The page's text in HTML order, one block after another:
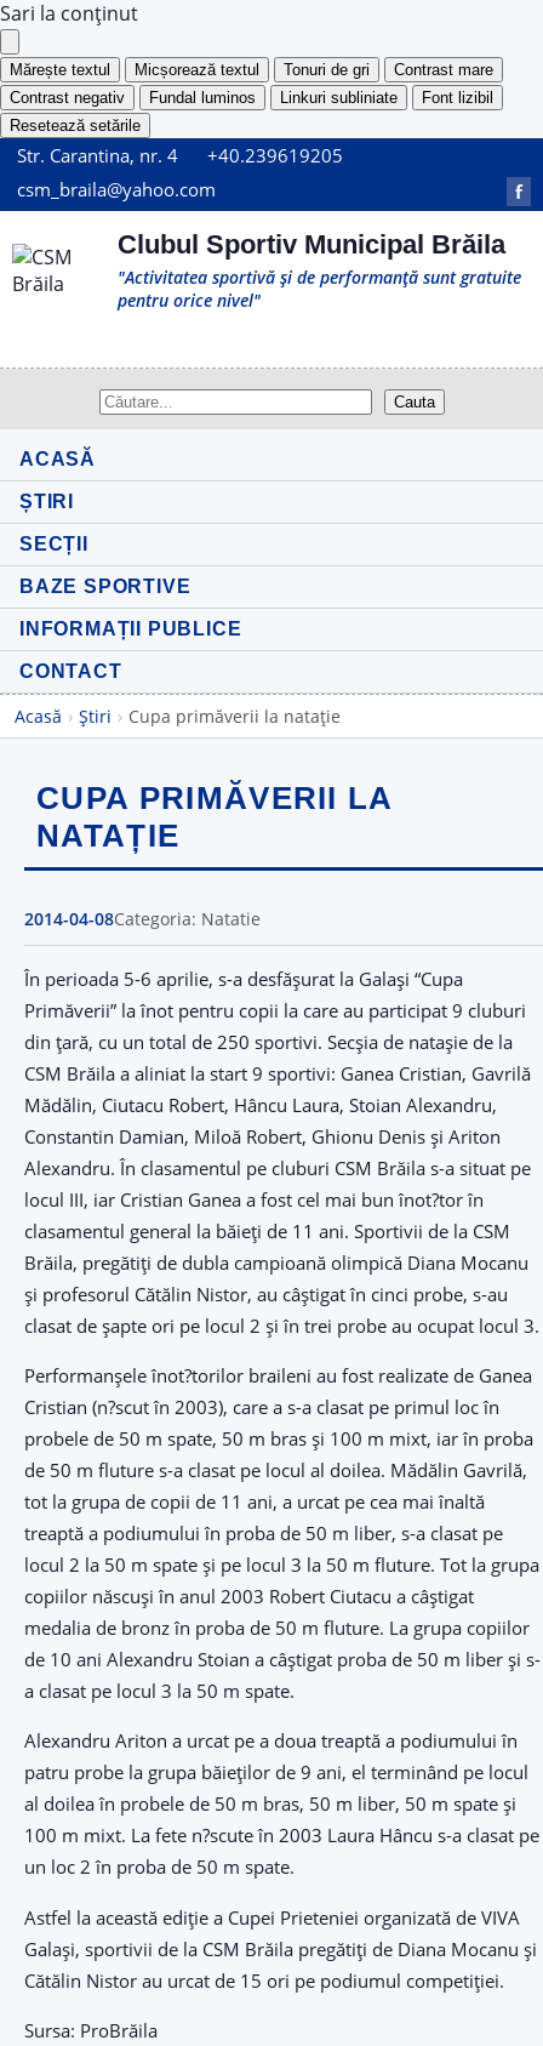
Sari la conținut
Mărește textul Micșorează textul Tonuri de gri
Contrast mare
Contrast negativ
Fundal luminos Linkuri subliniate
Font lizibil
Resetează setările
Str. Carantina, nr. 4
+40.239619205
csm_braila@yahoo.com
f
Clubul Sportiv Municipal Brăila
"Activitatea sportivă și de performanță sunt gratuite
pentru orice nivel"
ACASĂ
ȘTIRI
SECȚII
BAZE SPORTIVE
INFORMAȚII PUBLICE
CONTACT
Acasă › Știri › Cupa primăverii la natație
CUPA PRIMĂVERII LA
NATAȚIE
2014-04-08Categoria: Natatie
În perioada 5-6 aprilie, s-a desfășurat la Galași “Cupa
Primăverii” la înot pentru copii la care au participat 9 cluburi
din țară, cu un total de 250 sportivi. Secșia de natașie de la
CSM Brăila a aliniat la start 9 sportivi: Ganea Cristian, Gavrilă
Mădălin, Ciutacu Robert, Hâncu Laura, Stoian Alexandru,
Constantin Damian, Miloă Robert, Ghionu Denis și Ariton
Alexandru. În clasamentul pe cluburi CSM Brăila s-a situat pe
locul III, iar Cristian Ganea a fost cel mai bun înot?tor în
clasamentul general la băieți de 11 ani. Sportivii de la CSM
Brăila, pregătiți de dubla campioană olimpică Diana Mocanu
și profesorul Cătălin Nistor, au câștigat în cinci probe, s-au
clasat de șapte ori pe locul 2 și în trei probe au ocupat locul 3.
Performanșele înot?torilor braileni au fost realizate de Ganea
Cristian (n?scut în 2003), care a s-a clasat pe primul loc în
probele de 50 m spate, 50 m bras și 100 m mixt, iar în proba
de 50 m fluture s-a clasat pe locul al doilea. Mădălin Gavrilă,
tot la grupa de copii de 11 ani, a urcat pe cea mai înaltă
treaptă a podiumului în proba de 50 m liber, s-a clasat pe
locul 2 la 50 m spate și pe locul 3 la 50 m fluture. Tot la grupa
copiilor născuși în anul 2003 Robert Ciutacu a câștigat
medalia de bronz în proba de 50 m fluture. La grupa copiilor
de 10 ani Alexandru Stoian a câștigat proba de 50 m liber și s-
a clasat pe locul 3 la 50 m spate.
Alexandru Ariton a urcat pe a doua treaptă a podiumului în
patru probe la grupa băieților de 9 ani, el terminând pe locul
al doilea în probele de 50 m bras, 50 m liber, 50 m spate și
100 m mixt. La fete n?scute în 2003 Laura Hâncu s-a clasat pe
un loc 2 în proba de 50 m spate.
Astfel la această ediție a Cupei Prieteniei organizată de VIVA
Galași, sportivii de la CSM Brăila pregătiți de Diana Mocanu și
Cătălin Nistor au urcat de 15 ori pe podiumul competiției.
Sursa: ProBrăila